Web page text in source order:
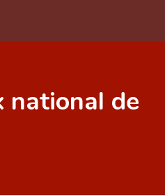
national de